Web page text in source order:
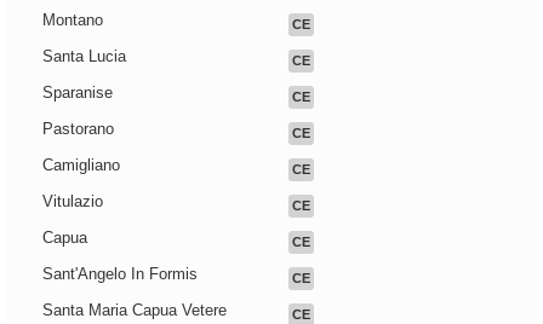
Montano CE
Santa Lucia CE
Sparanise CE
Pastorano CE
Camigliano CE
Vitulazio CE
Capua CE
Sant'Angelo In Formis CE
Santa Maria Capua Vetere CE